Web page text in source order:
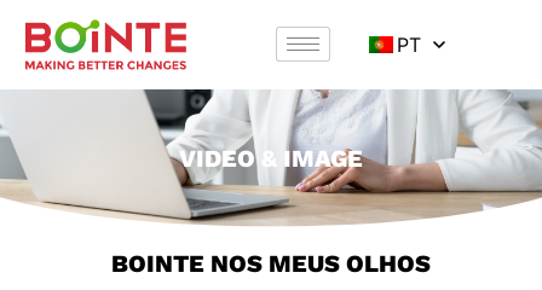
PT
VIDEO & IMAGE
BOINTE NOS MEUS OLHOS